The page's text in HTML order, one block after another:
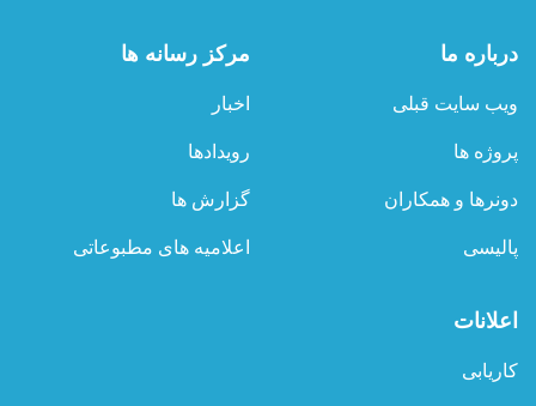
درباره ما
ویب سایت قبلی
پروژه ها
دونرها و همکاران
پالیسی
مرکز رسانه ها
اخبار
رویدادها
گزارش ها
اعلامیه های مطبوعاتی
اعلانات
کاریابی